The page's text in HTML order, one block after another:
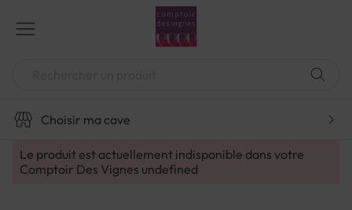
contenu
Choisir ma cave
Le produit est actuellement indisponible dans votre
Comptoir Des Vignes undefined